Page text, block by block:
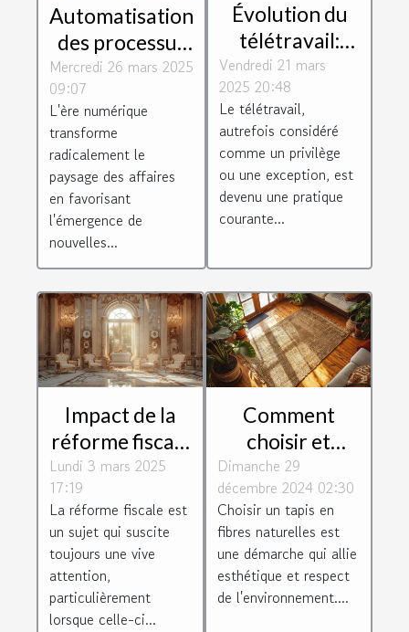
Automatisation
des processus
d'affaires gains
d'efficacité et
réduction de
coûts
Mercredi 26 mars 2025
09:07
L'ère numérique
transforme
radicalement le
paysage des affaires
en favorisant
l'émergence de
nouvelles...
Évolution du
télétravail:
impact sur la
culture
d'entreprise et
la productivité
Vendredi 21 mars
2025 20:48
Le télétravail,
autrefois considéré
comme un privilège
ou une exception, est
devenu une pratique
courante...
Impact de la
réforme fiscale
sur les droits
de succession
et donation
Lundi 3 mars 2025
17:19
La réforme fiscale est
un sujet qui suscite
toujours une vive
attention,
particulièrement
lorsque celle-ci...
Comment
choisir et
entretenir un
tapis en fibres
naturelles
Dimanche 29
décembre 2024 02:30
Choisir un tapis en
fibres naturelles est
une démarche qui allie
esthétique et respect
de l'environnement....